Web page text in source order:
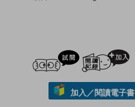
試閲
加入／閱讀電子書